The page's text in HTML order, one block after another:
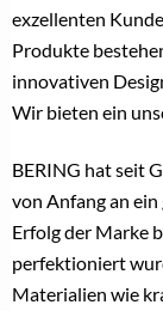
exzellenten
Produkte
innovativen
Wir bieten ein
BERING hat seit
von Anfang an
Erfolg der Marke
perfektioniert
Materialien wie